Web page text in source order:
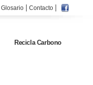
Glosario Contacto
Recicla Carbono